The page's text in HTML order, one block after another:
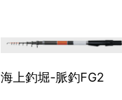
海上釣堀-脈釣FG2